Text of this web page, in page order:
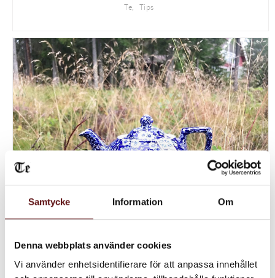
Samtycke Information Om
Denna webbplats använder cookies
Vi använder enhetsidentifierare för att anpassa innehållet
Te Tips